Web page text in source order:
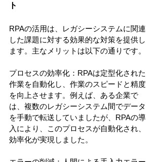
ト
RPAの活用は、レガシーシステムに関連
した課題に対する効果的な対策を提供し
ます。主なメリットは以下の通りです。
プロセスの効率化：RPAは定型化された
作業を自動化し、作業のスピードと精度
を向上させます。例えば、ある企業で
は、複数のレガシーシステム間でデータ
を手動で転送していましたが、RPAの導
入により、このプロセスが自動化され、
効率化が実現しました。